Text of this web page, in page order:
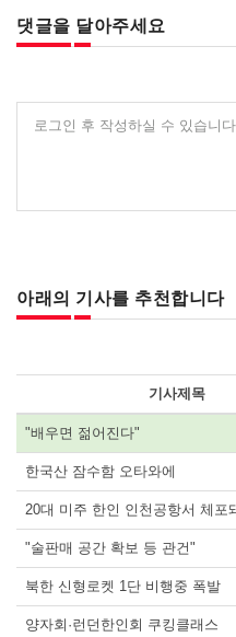
댓글을 달아주세요
로그인 후 작성하실 수 있습니다
아래의 기사를 추천합니다
기사제목
"배우면 젊어진다"
한국산 잠수함 오타와에
20대 미주 한인 인천공항서 체포
"술판매 공간 확보 등 관건"
북한 신형로켓 1단 비행중 폭발
양자회·런던한인회 쿠킹클래스